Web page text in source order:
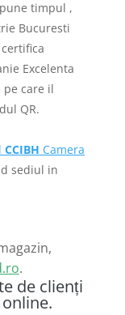
timpul ,
Bucuresti
Excelenta
care il
QR.
CCIBH Camera
sediul in
.
de clienți